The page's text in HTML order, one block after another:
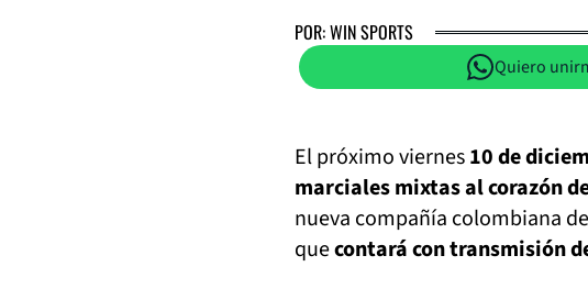
POR: WIN SPORTS
Quiero
El próximo viernes10 de
marciales mixtas al corazón
nueva compañía colombiana
quecontará con transmisión